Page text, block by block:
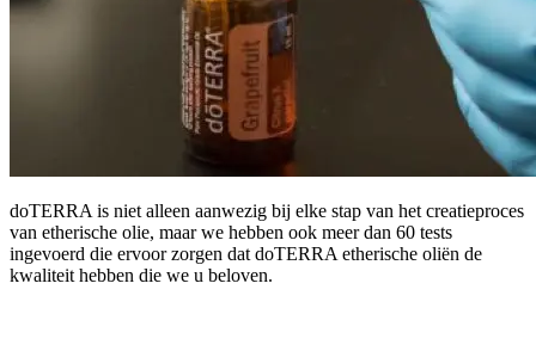
doTERRA is niet alleen aanwezig bij elke stap van het creatieproces
van etherische olie, maar we hebben ook meer dan 60 tests
ingevoerd die ervoor zorgen dat doTERRA etherische oliën de
kwaliteit hebben die we u beloven.